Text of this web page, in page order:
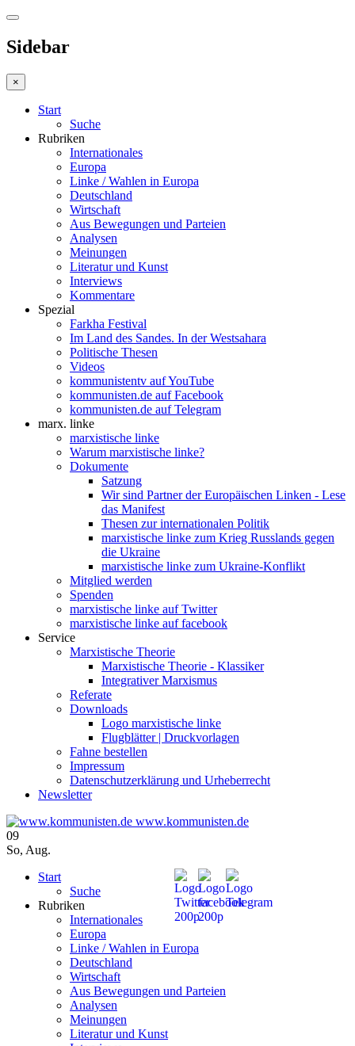
Sidebar
×
Start
Suche
Rubriken
Internationales
Europa
Linke / Wahlen in Europa
Deutschland
Wirtschaft
Aus Bewegungen und Parteien
Analysen
Meinungen
Literatur und Kunst
Interviews
Kommentare
Spezial
Farkha Festival
Im Land des Sandes. In der Westsahara
Politische Thesen
Videos
kommunistentv auf YouTube
kommunisten.de auf Facebook
kommunisten.de auf Telegram
marx. linke
marxistische linke
Warum marxistische linke?
Dokumente
Satzung
Wir sind Partner der Europäischen Linken - Lese
das Manifest
Thesen zur internationalen Politik
marxistische linke zum Krieg Russlands gegen
die Ukraine
marxistische linke zum Ukraine-Konflikt
Mitglied werden
Spenden
marxistische linke auf Twitter
marxistische linke auf facebook
Service
Marxistische Theorie
Marxistische Theorie - Klassiker
Integrativer Marxismus
Referate
Downloads
Logo marxistische linke
Flugblätter | Druckvorlagen
Fahne bestellen
Impressum
Datenschutzerklärung und Urheberrecht
Newsletter
www.kommunisten.de
09
So, Aug.
Start
Suche
Rubriken
Internationales
Europa
Linke / Wahlen in Europa
Deutschland
Wirtschaft
Aus Bewegungen und Parteien
Analysen
Meinungen
Literatur und Kunst